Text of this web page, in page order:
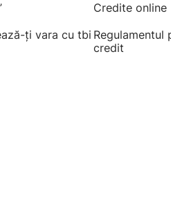
ți vara cu tbi
Credite online
Regulamentul
credit